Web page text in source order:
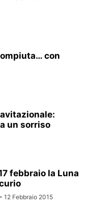
con
un sorriso
febbraio la Luna
- 12 Febbraio 2015